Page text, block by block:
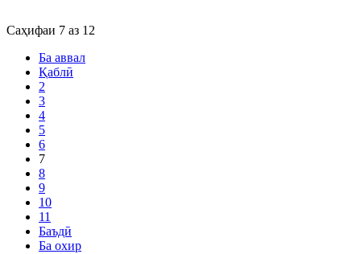
Саҳифаи 7 аз 12
Ба аввал
Қаблӣ
2
3
4
5
6
7
8
9
10
11
Баъдӣ
Ба охир